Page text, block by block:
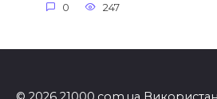
0 247